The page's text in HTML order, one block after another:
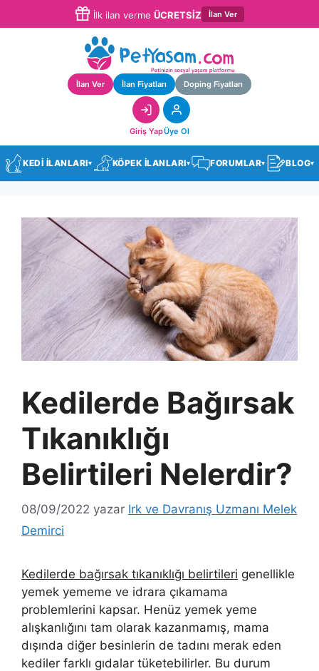
İlk ilan verme ÜCRETSİZ İlan Ver
İlan Ver İlan Fiyatları Doping Fiyatları
Giriş YapÜye Ol
KEDİ İLANLARI▾ KÖPEK İLANLARI▾ FORUMLAR▾ BLOG▾
Kedilerde Bağırsak
Tıkanıklığı
Belirtileri Nelerdir?
08/09/2022 yazar Irk ve Davranış Uzmanı Melek
Demirci
Kedilerde bağırsak tıkanıklığı belirtileri genellikle
yemek yememe ve idrara çıkamama
problemlerini kapsar. Henüz yemek yeme
alışkanlığını tam olarak kazanmamış, mama
dışında diğer besinlerin de tadını merak eden
kediler farklı gıdalar tüketebilirler. Bu durum